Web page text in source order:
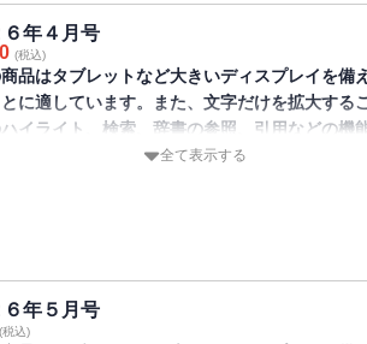
付録取得期限2029年1月22日まで）です。
年４月号
(税込)
品はタブレットなど大きいディスプレイを備
に適しています。また、文字だけを拡大する
イライト、検索、辞書の参照、引用などの機
（付録取得期限2029年2月23日まで）です。
「創刊50周年記念巨人戦日程入りクリアファ
全て表示する
年５月号
(税込)